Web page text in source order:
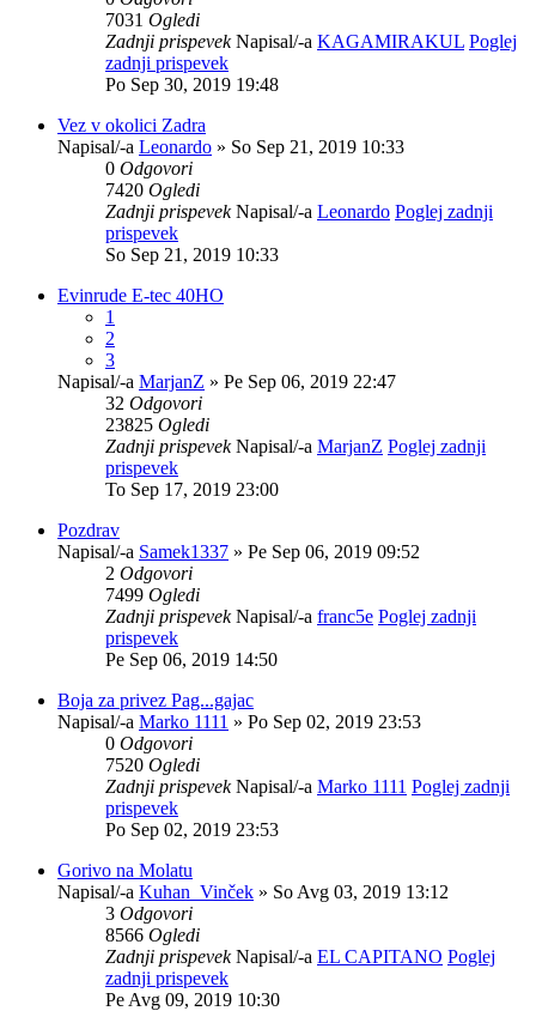
7031 Ogledi
Zadnji prispevekNapisal/-a KAGAMIRAKUL Poglej
zadnji prispevek
Po Sep 30, 2019 19:48
Vez v okolici Zadra
Napisal/-a Leonardo » So Sep 21, 2019 10:33
0 Odgovori
7420 Ogledi
Zadnji prispevekNapisal/-a Leonardo Poglej zadnji
prispevek
So Sep 21, 2019 10:33
Evinrude E-tec 40HO
1
2
3
Napisal/-a MarjanZ » Pe Sep 06, 2019 22:47
32 Odgovori
23825 Ogledi
Zadnji prispevekNapisal/-a MarjanZ Poglej zadnji
prispevek
To Sep 17, 2019 23:00
Pozdrav
Napisal/-a Samek1337 » Pe Sep 06, 2019 09:52
2 Odgovori
7499 Ogledi
Zadnji prispevekNapisal/-a franc5e Poglej zadnji
prispevek
Pe Sep 06, 2019 14:50
Boja za privez Pag...gajac
Napisal/-a Marko 1111 » Po Sep 02, 2019 23:53
0 Odgovori
7520 Ogledi
Zadnji prispevekNapisal/-a Marko 1111 Poglej zadnji
prispevek
Po Sep 02, 2019 23:53
Gorivo na Molatu
Napisal/-a Kuhan_Vinček » So Avg 03, 2019 13:12
3 Odgovori
8566 Ogledi
Zadnji prispevekNapisal/-a EL CAPITANO Poglej
zadnji prispevek
Pe Avg 09, 2019 10:30